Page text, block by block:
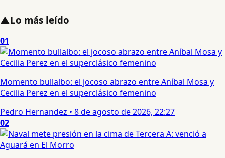
▲Lo más leído
01
Momento bullalbo: el jocoso abrazo entre Aníbal Mosa y
Cecilia Perez en el superclásico femenino
Pedro Hernandez • 8 de agosto de 2026, 22:27
02